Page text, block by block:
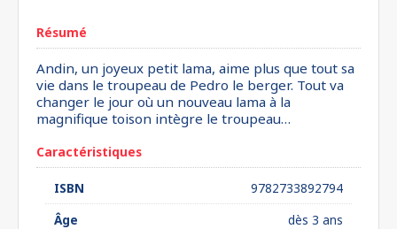
Résumé
Andin, un joyeux petit lama, aime plus que tout sa
vie dans le troupeau de Pedro le berger. Tout va
changer le jour où un nouveau lama à la
magnifique toison intègre le troupeau…
Caractéristiques
ISBN
9782733892794
Âge
dès 3 ans